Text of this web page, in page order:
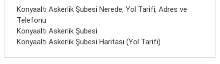
Konyaaltı Askerlik Şubesi Nerede, Yol Tarifi, Adres ve
Telefonu
Konyaaltı Askerlik Şubesi
Konyaaltı Askerlik Şubesi Haritası (Yol Tarifi)